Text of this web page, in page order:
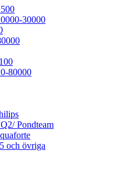
30000
80000
Pondteam
och övriga